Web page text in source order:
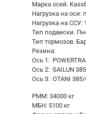
Марка осей.
Нагрузка на оси:
Нагрузка на ССУ:
Тип подвески.
Тип тормозов.
Резина:
Ось 1:
Ось 2: SAILUN
Ось 3: OTANI 385/
РММ: 34000 кг
МБН: 5100 кг